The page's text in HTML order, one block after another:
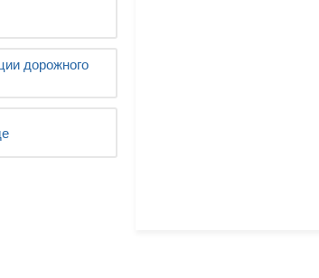
дорожного